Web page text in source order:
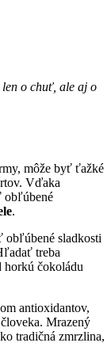
o chuť, ale aj o
môže byť ťažké
Vďaka
obľúbené
.
obľúbené sladkosti
treba
horkú čokoládu
antioxidantov,
Mrazený
tradičná zmrzlina,